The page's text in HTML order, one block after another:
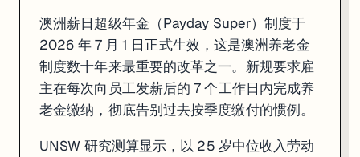
澳洲薪日超级年金（Payday Super）制度于
2026 年 7 月 1 日正式生效，这是澳洲养老金
制度数十年来最重要的改革之一。新规要求雇
主在每次向员工发薪后的 7 个工作日内完成养
老金缴纳，彻底告别过去按季度缴付的惯例。
UNSW 研究测算显示，以 25 岁中位收入劳动